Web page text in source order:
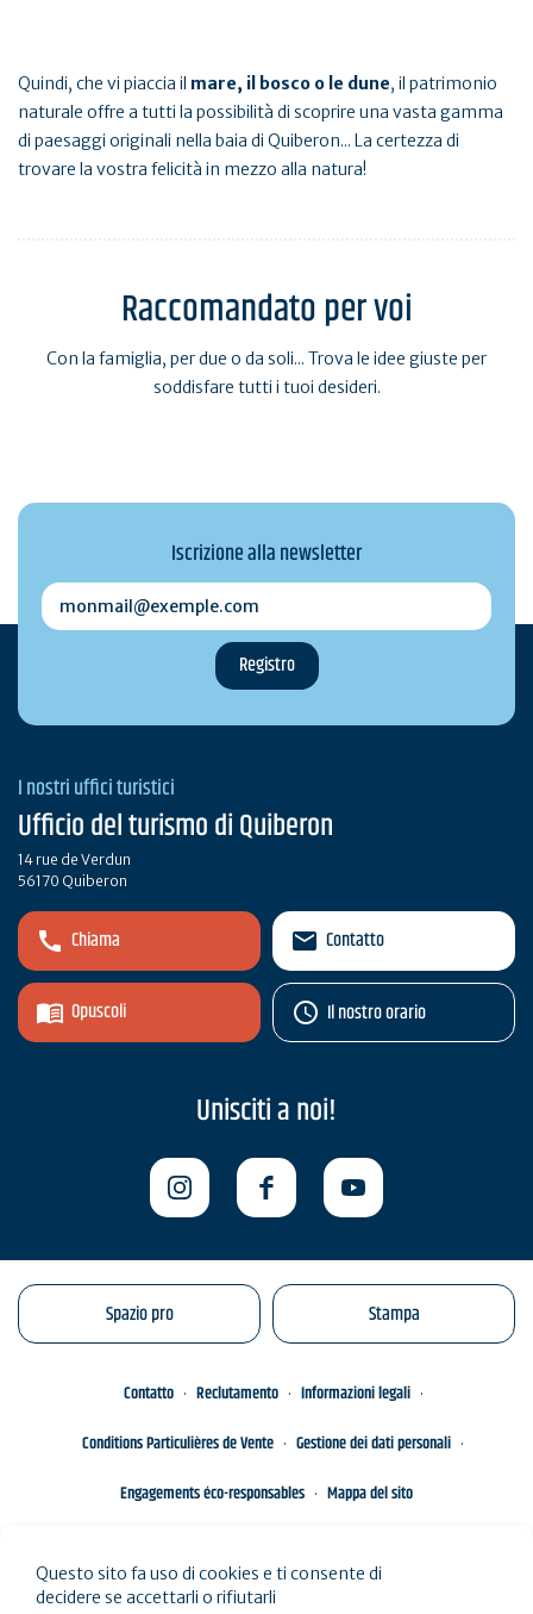
Quindi, che vi piaccia il mare, il bosco o le dune, il patrimonio
naturale offre a tutti la possibilità di scoprire una vasta gamma
di paesaggi originali nella baia di Quiberon... La certezza di
trovare la vostra felicità in mezzo alla natura!
Raccomandato per voi
Con la famiglia, per due o da soli... Trova le idee giuste per
soddisfare tutti i tuoi desideri.
Iscrizione alla newsletter
monmail@exemple.com
I nostri uffici turistici
Ufficio del turismo di Quiberon
14 rue de Verdun
56170 Quiberon
Chiama
Opuscoli
Contatto
Il nostro orario
Unisciti a noi!
Spazio pro Stampa
Contatto Reclutamento
Informazioni legali
Conditions Particulières de Vente
Gestione dei dati personali
Engagements éco-responsables
Mappa del sito
Questo sito fa uso di cookies e ti consente di
decidere se accettarli o rifiutarli